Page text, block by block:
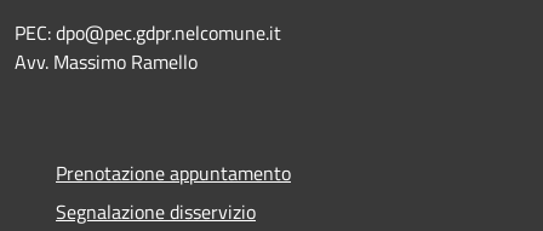
PEC:dpo@pec.gdpr.nelcomune.it
Avv. Massimo Ramello
Prenotazione appuntamento
Segnalazione disservizio